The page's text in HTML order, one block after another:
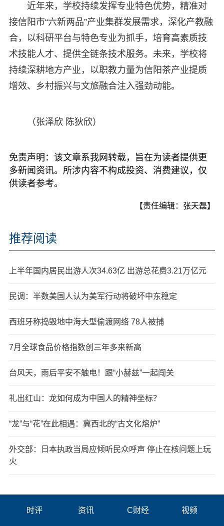
近年来，学校持续发挥专业特色优势，精准对
接信阳市“六新两品”产业集群发展需求，深化产教融
合，以科研平台与特色专业为抓手，培育高素质技
术技能人才、提供全链条技术服务。未来，学校将
持续深耕地方产业，以职教力量为信阳茶产业提质
增效、乡村振兴与文旅融合注入强劲动能。
（张泽欣 陈狄欣）
免责声明：该文章系我网转载，旨在为读者提供更
多新闻资讯。所涉内容不构成投资、消费建议，仅
供读者参考。
【责任编辑：张天磊】
推荐阅读
上半年国内居民出游人次34.63亿 出游总花费3.21万亿元
民调：半数美国人认为美军行动将破坏中东稳定
西班牙称捣毁地中海大型偷渡网络 78人被捕
7月全球食品价格指数创三年多来新高
台风天，雨后平安不触电！跟“小赫兹”一起闯关
礼出红山：龙如何成为中国人的精神坐标？
“龙”与“花”在此相遇：冀西北的“古文化熔炉”
外交部：日本执政当局应倾听民众呼声 停止在核问题上玩
火
时评 资讯 C财经 视频